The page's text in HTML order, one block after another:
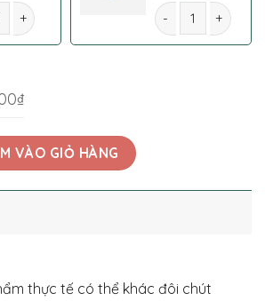
Chia Buồn 0015 số lượng Kệ Hoa Chia
số lượng
VÀO GIỎ HÀNG
thực tế có thể khác đôi chút